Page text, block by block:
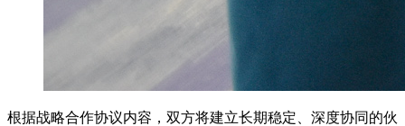
根据战略合作协议内容，双方将建立长期稳定、深度协同的伙